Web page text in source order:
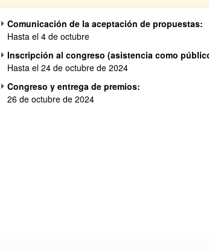
subpáginas
Comunicación de la aceptación de propuestas:
Hasta el 4 de octubre
Inscripción al congreso (asistencia como
Hasta el 24 de octubre de 2024
Congreso y entrega de premios:
26 de octubre de 2024